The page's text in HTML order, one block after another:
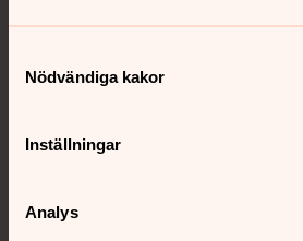
Nödvändiga kakor
Inställningar
Analys
Kalender
Hitta snabbt